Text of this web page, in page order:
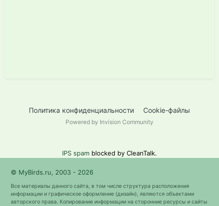
Политика конфиденциальности Cookie-файлы
Powered by Invision Community
IPS spam blocked by CleanTalk.
© MyBirds.ru, 2003 - 2026
Все материалы данного сайта, в том числе структура расположения
информации и графическое оформление (дизайн), являются объектами
авторского права. Копирование информации на сторонние ресурсы и сайты